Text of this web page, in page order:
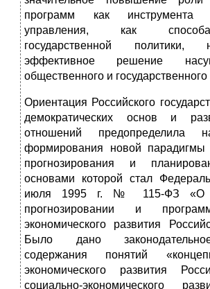
программ как инструмента
управления, как
государственной политики,
эффективное решение
общественного и государственного
Ориентация Российского
демократических основ и
отношений предопределила
формирования новой парадигмы
прогнозирования и
основами которой стал
июля 1995 г. № 115-ФЗ «О
прогнозировании и
экономического развития
Было дано
содержания понятий
экономического развития
социально-экономического